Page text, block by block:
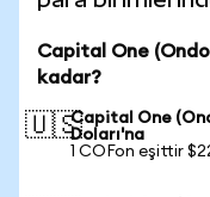
Capital One
kadar?
🇺🇸Capital One
Doları'na
1 COFon eşittir